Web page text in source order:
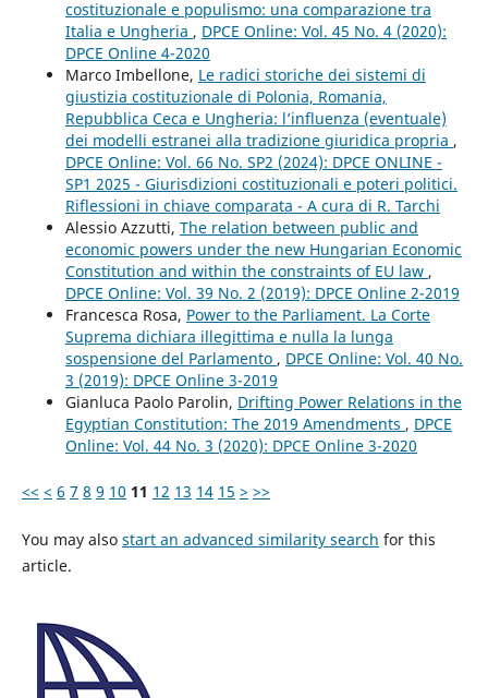
costituzionale e populismo: una comparazione tra
Italia e Ungheria , DPCE Online: Vol. 45 No. 4 (2020):
DPCE Online 4-2020
Marco Imbellone, Le radici storiche dei sistemi di
giustizia costituzionale di Polonia, Romania,
Repubblica Ceca e Ungheria: l’influenza (eventuale)
dei modelli estranei alla tradizione giuridica propria ,
DPCE Online: Vol. 66 No. SP2 (2024): DPCE ONLINE -
SP1 2025 - Giurisdizioni costituzionali e poteri politici.
Riflessioni in chiave comparata - A cura di R. Tarchi
Alessio Azzutti, The relation between public and
economic powers under the new Hungarian Economic
Constitution and within the constraints of EU law ,
DPCE Online: Vol. 39 No. 2 (2019): DPCE Online 2-2019
Francesca Rosa, Power to the Parliament. La Corte
Suprema dichiara illegittima e nulla la lunga
sospensione del Parlamento , DPCE Online: Vol. 40 No.
3 (2019): DPCE Online 3-2019
Gianluca Paolo Parolin, Drifting Power Relations in the
Egyptian Constitution: The 2019 Amendments , DPCE
Online: Vol. 44 No. 3 (2020): DPCE Online 3-2020
<< < 6 7 8 9 10 11 12 13 14 15 > >>
You may also start an advanced similarity search for this
article.